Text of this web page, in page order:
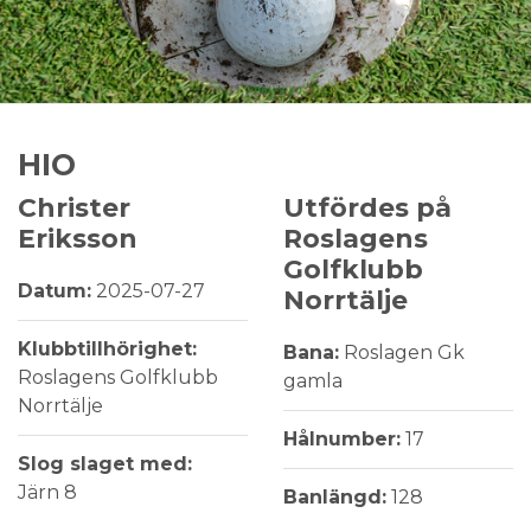
HIO
Christer
Eriksson
Datum: 2025-07-27
Klubbtillhörighet:
Roslagens Golfklubb
Norrtälje
Slog slaget med:
Järn 8
Utfördes på
Roslagens
Golfklubb
Norrtälje
Bana: Roslagen Gk
gamla
Hålnumber: 17
Banlängd: 128